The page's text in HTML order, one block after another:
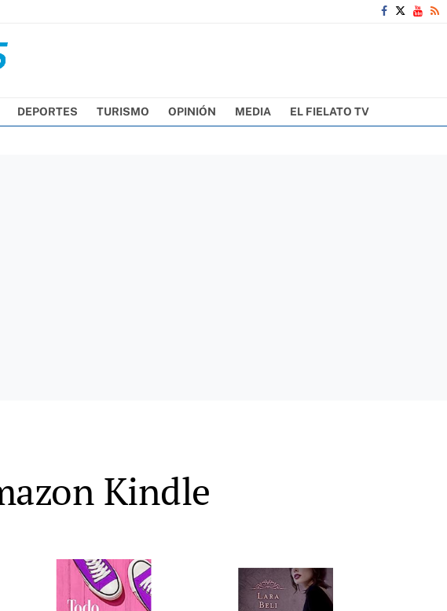
DEPORTES TURISMO OPINIÓN MEDIA EL FIELATO TV
Kindle